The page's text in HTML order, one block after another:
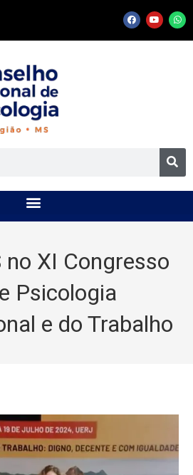
XI Congresso
Psicologia
e do Trabalho